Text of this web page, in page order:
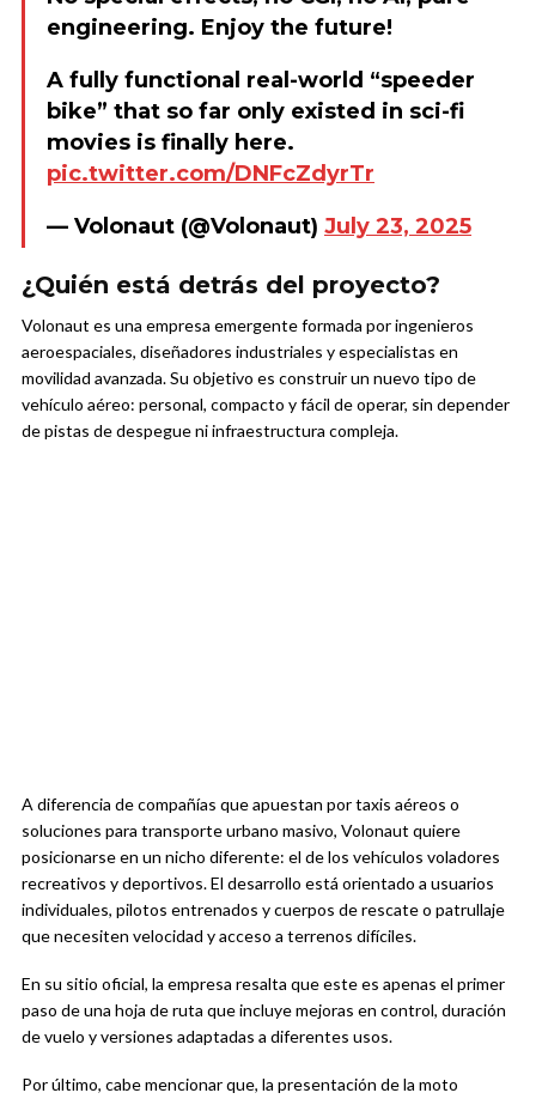
engineering. Enjoy the future!
A fully functional real-world “speeder
bike” that so far only existed in sci-fi
movies is finally here.
pic.twitter.com/DNFcZdyrTr
— Volonaut (@Volonaut) July 23, 2025
¿Quién está detrás del proyecto?
Volonaut es una empresa emergente formada por ingenieros
aeroespaciales, diseñadores industriales y especialistas en
movilidad avanzada. Su objetivo es construir un nuevo tipo de
vehículo aéreo: personal, compacto y fácil de operar, sin depender
de pistas de despegue ni infraestructura compleja.
A diferencia de compañías que apuestan por taxis aéreos o
soluciones para transporte urbano masivo, Volonaut quiere
posicionarse en un nicho diferente: el de los vehículos voladores
recreativos y deportivos. El desarrollo está orientado a usuarios
individuales, pilotos entrenados y cuerpos de rescate o patrullaje
que necesiten velocidad y acceso a terrenos difíciles.
En su sitio oficial, la empresa resalta que este es apenas el primer
paso de una hoja de ruta que incluye mejoras en control, duración
de vuelo y versiones adaptadas a diferentes usos.
Por último, cabe mencionar que, la presentación de la moto